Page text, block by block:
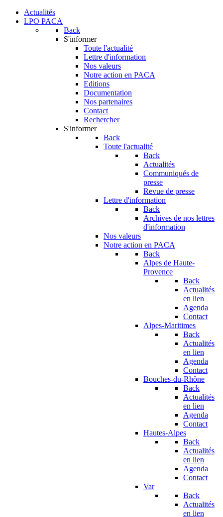
Actualités
LPO PACA
Back
S'informer
Toute l'actualité
Lettre d'information
Nos valeurs
Notre action en PACA
Editions
Documentation
Nos partenaires
Contact
Rechercher
S'informer
Back
Toute l'actualité
Back
Actualités
Communiqués de
presse
Revue de presse
Lettre d'information
Back
Archives de nos lettres
d'information
Nos valeurs
Notre action en PACA
Back
Alpes de Haute-
Provence
Back
Actualités
en lien
Agenda
Contact
Alpes-Maritimes
Back
Actualités
en lien
Agenda
Contact
Bouches-du-Rhône
Back
Actualités
en lien
Agenda
Contact
Hautes-Alpes
Back
Actualités
en lien
Agenda
Contact
Var
Back
Actualités
en lien